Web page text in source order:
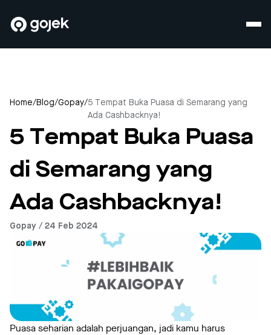
Home/Blog/Gopay/5 Tempat Buka Puasa di Semarang yang
Ada Cashbacknya!
5 Tempat Buka Puasa
di Semarang yang
Ada Cashbacknya!
Gopay / 24 Feb 2024
Puasa seharian adalah perjuangan, jadi kamu harus